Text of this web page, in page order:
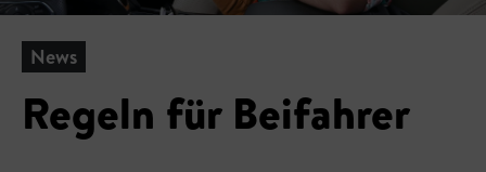
News
Regeln für Beifahrer